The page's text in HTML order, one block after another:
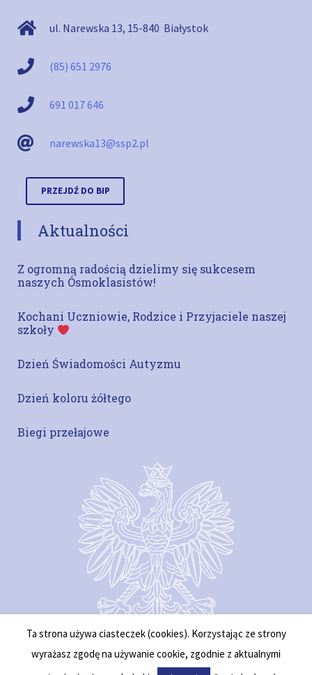
ul. Narewska 13, 15-840 Białystok
(85) 651 2976
691 017 646
narewska13@ssp2.pl
PRZEJDŹ DO BIP
Aktualności
Z ogromną radością dzielimy się sukcesem
naszych Ósmoklasistów!
Kochani Uczniowie, Rodzice i Przyjaciele naszej
szkoły
Dzień Świadomości Autyzmu
Dzień koloru żółtego
Biegi przełajowe
Ta strona używa ciasteczek (cookies). Korzystając ze strony
wyrażasz zgodę na używanie cookie, zgodnie z aktualnymi